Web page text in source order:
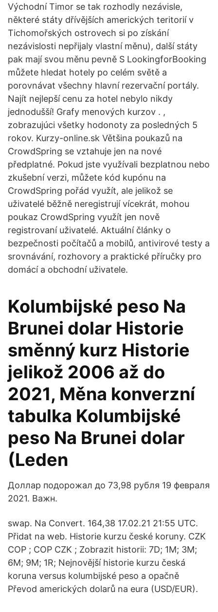
Východní Timor se tak rozhodly nezávisle,
některé státy dřívějších amerických teritorií v
Tichomořských ostrovech si po získání
nezávislosti nepřijaly vlastní měnu), další státy
pak mají svou měnu pevně S LookingforBooking
můžete hledat hotely po celém světě a
porovnávat všechny hlavní rezervační portály.
Najít nejlepší cenu za hotel nebylo nikdy
jednodušší! Grafy menových kurzov . ,
zobrazujúci všetky hodonoty za posledných 5
rokov. Kurzy-online.sk Většina poukazů na
CrowdSpring se vztahuje jen na nové
předplatné. Pokud jste využívali bezplatnou nebo
zkušební verzi, můžete kód kupónu na
CrowdSpring pořád využít, ale jelikož se
uživatelé běžně neregistrují vícekrát, mohou
poukaz CrowdSpring využít jen nově
registrovaní uživatelé. Aktuální články o
bezpečnosti počítačů a mobilů, antivirové testy a
srovnávání, rozhovory a praktické příručky pro
domácí a obchodní uživatele.
Kolumbijské peso Na
Brunei dolar Historie
směnný kurz Historie
jelikož 2006 až do
2021, Měna konverzní
tabulka Kolumbijské
peso Na Brunei dolar
(Leden
Доллар подорожал до 73,98 рубля 19 февраля
2021. Важн.
swap. Na Convert. 164,38 17.02.21 21:55 UTC.
Přidat na web. Historie kurzu české koruny. CZK
COP ; COP CZK ; Zobrazit historii: 7D; 1M; 3M;
6M; 9M; 1R; Nejnovější historie kurzu česká
koruna versus kolumbijské peso a opačně
Převod amerických dolarů na eura (USD/EUR).